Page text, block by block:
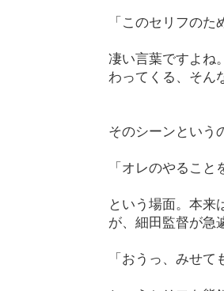
「このセリフのた
凄い言葉ですよね
わってくる、そん
そのシーンという
「オレのやるこ
という場面。本来
が、細田監督が急
「おうっ、みせて